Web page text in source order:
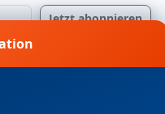
laut
verarbeitet